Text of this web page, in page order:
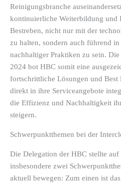
Reinigungsbranche
kontinuierliche Weiterbildung und
Bestreben, nicht nur mit der
zu halten, sondern auch führend
nachhaltiger Praktiken zu sein.
2024 bot HBC somit eine
fortschrittliche Lösungen und Best
direkt in ihre Serviceangebote
die Effizienz und Nachhaltigkeit
steigern.
Schwerpunktthemen bei der
Die Delegation der HBC stellte
insbesondere zwei
aktuell bewegen: Zum einen ist